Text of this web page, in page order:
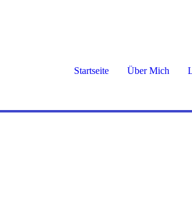
Startseite Über Mich